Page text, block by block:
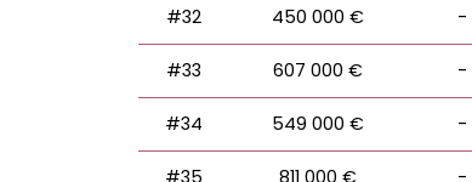
#32 450 000 € -
#33 607 000 € -
#34 549 000 € -